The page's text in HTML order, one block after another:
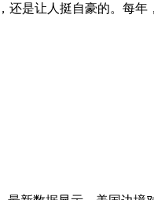
还是让人挺自豪的。每年